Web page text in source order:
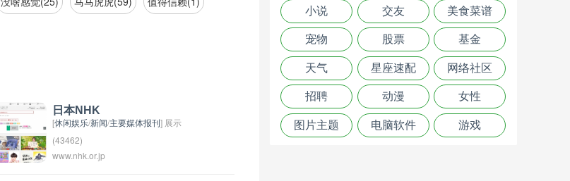
日本NHK
[休闲娱乐/新闻/主要媒体报刊] 展示
(43462)
www.nhk.or.jp
小说 交友 美食菜谱
宠物 股票 基金
天气 星座速配 网络社区
招聘 动漫 女性
图片主题 电脑软件 游戏